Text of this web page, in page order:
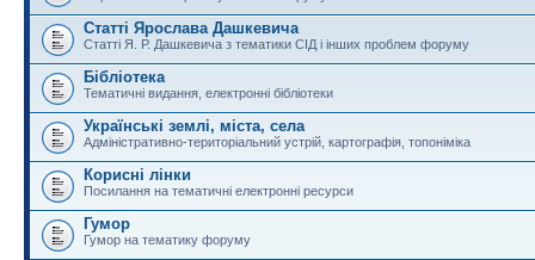
Статті Ярослава Дашкевича
Статті Я. Р. Дашкевича з тематики СІД і інших проблем форуму
Бібліотека
Тематичні видання, електронні бібліотеки
Українські землі, міста, села
Адміністративно-територіальний устрій, картографія, топоніміка
Корисні лінки
Посилання на тематичні електронні ресурси
Гумор
Гумор на тематику форуму